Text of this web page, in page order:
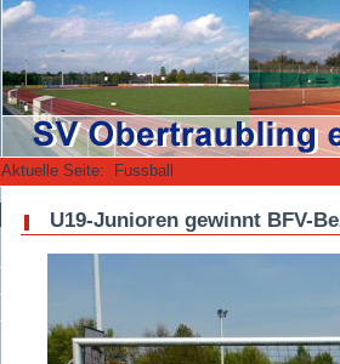
Aktuelle Seite: Fussball
U19-Junioren gewinnt BFV-